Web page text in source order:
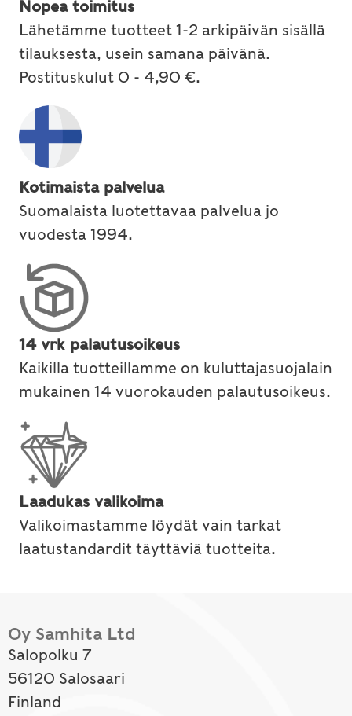
Nopea toimitus
Lähetämme tuotteet 1-2 arkipäivän sisällä
tilauksesta, usein samana päivänä.
Postituskulut 0 - 4,90 €.
Kotimaista palvelua
Suomalaista luotettavaa palvelua jo
vuodesta 1994.
14 vrk palautusoikeus
Kaikilla tuotteillamme on kuluttajasuojalain
mukainen 14 vuorokauden palautusoikeus.
Laadukas valikoima
Valikoimastamme löydät vain tarkat
laatustandardit täyttäviä tuotteita.
Oy Samhita Ltd
Salopolku 7
56120 Salosaari
Finland